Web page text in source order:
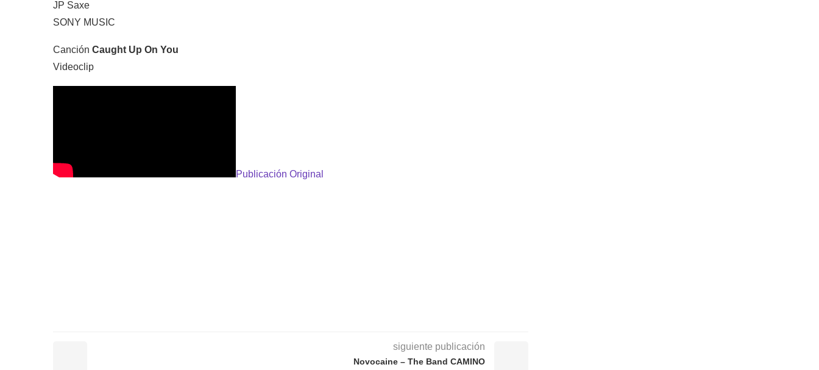
JP Saxe
SONY MUSIC
Canción Caught Up On You
Videoclip
Publicación Original
siguiente publicación
Novocaine – The Band CAMINO